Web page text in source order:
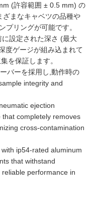
(許容範囲 ± 0.5 mm) の
まなキャベツの品種や
プリングが可能です。
設定された深さ (最大
度ゲージが組み込まれて
を保証します。
バーを採用し,動作時の
integrity and
ejection
completely removes
cross-contamination
with ip54-rated aluminum
that withstand
performance in